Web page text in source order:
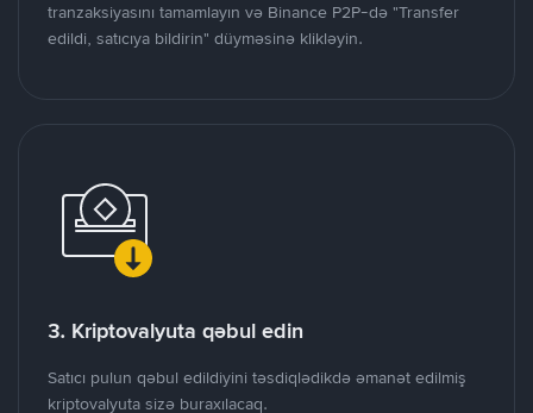
tranzaksiyasını tamamlayın və Binance P2P-də "Transfer
edildi, satıcıya bildirin" düyməsinə klikləyin.
3. Kriptovalyuta qəbul edin
Satıcı pulun qəbul edildiyini təsdiqlədikdə əmanət edilmiş
kriptovalyuta sizə buraxılacaq.